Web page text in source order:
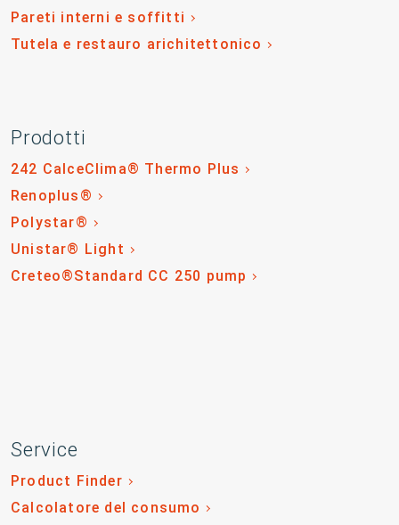
Pareti interni e soffitti
Tutela e restauro arichitettonico
Prodotti
242 CalceClima® Thermo Plus
Renoplus®
Polystar®
Unistar® Light
Creteo®Standard CC 250 pump
Service
Product Finder
Calcolatore del consumo